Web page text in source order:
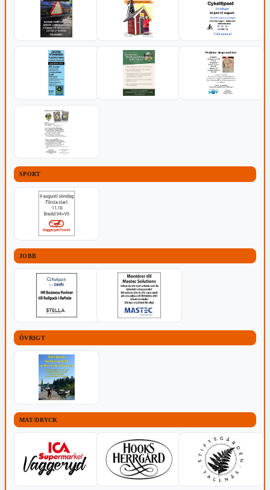
SPORT
JOBB
ÖVRIGT
MAT/DRYCK